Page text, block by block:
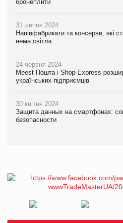
бронеплити
31 липня 2024
Напівфабрикати та консерви, які
нема світла
24 червня 2024
Meest Пошта і Shop-Express
українських підприємців
30 квітня 2024
Защита данных на смартфонах:
безопасности